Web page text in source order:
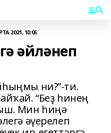
2021, 10:05
әйләнеп
ни?”-ти.
“Беҙ һинең
Мин һиңә
әүерелеп